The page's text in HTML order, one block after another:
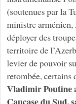
(soutenues par la
ministre
déployer des
territoire de
levier de pouvoir
retombée, certains
Vladimir Poutine